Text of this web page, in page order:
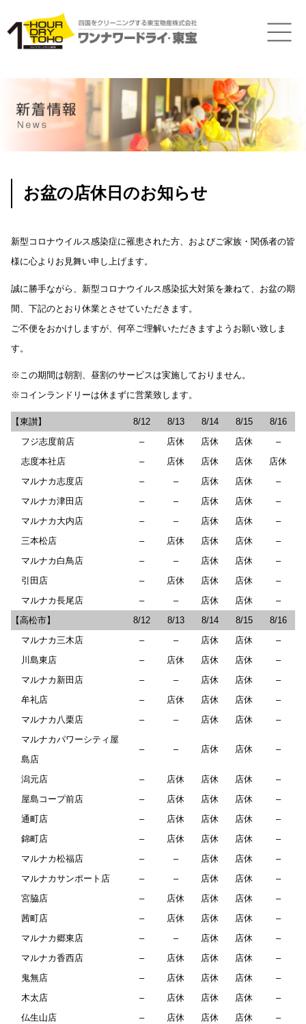
お盆の店休日のお知らせ
新型コロナウイルス感染症に罹患された方、およびご家族・関係者の皆
様に心よりお見舞い申し上げます。
誠に勝手ながら、新型コロナウイルス感染拡大対策を兼ねて、お盆の期
間、下記のとおり休業とさせていただきます。
ご不便をおかけしますが、何卒ご理解いただきますようお願い致しま
す。
※この期間は朝割、昼割のサービスは実施しておりません。
※コインランドリーは休まずに営業致します。
【東讃】 8/12 8/13 8/14 8/15
8/16
フジ志度前店
– 店休 店休 店休
–
志度本社店
– 店休 店休 店休
店休
マルナカ志度店
– – 店休 店休
–
マルナカ津田店
– – 店休 店休
–
マルナカ大内店
– – 店休 店休
–
三本松店
– 店休 店休 店休
–
マルナカ白鳥店
– – 店休 店休
–
引田店
– 店休 店休 店休
–
マルナカ長尾店
– – 店休 店休
–
【高松市】
8/12 8/13 8/14 8/15
8/16
マルナカ三木店
– – 店休 店休
–
川島東店
– 店休 店休 店休
–
マルナカ新田店
– – 店休 店休
–
牟礼店
– 店休 店休 店休
–
マルナカ八栗店
– – 店休 店休
–
マルナカパワーシティ屋
島店
– – 店休 店休 –
潟元店 – 店休 店休 店休
–
屋島コープ前店
– 店休 店休 店休
–
通町店
– 店休 店休 店休
–
錦町店
– 店休 店休 店休
–
マルナカ松福店
– – 店休 店休
–
マルナカサンポート店
– – 店休 店休
–
宮脇店
– 店休 店休 店休
–
茜町店
– 店休 店休 店休
–
マルナカ郷東店
– – 店休 店休
–
マルナカ香西店
– 店休 店休 店休
–
鬼無店
– 店休 店休 店休
–
木太店
– 店休 店休 店休
–
仏生山店
– 店休 店休 店休
–